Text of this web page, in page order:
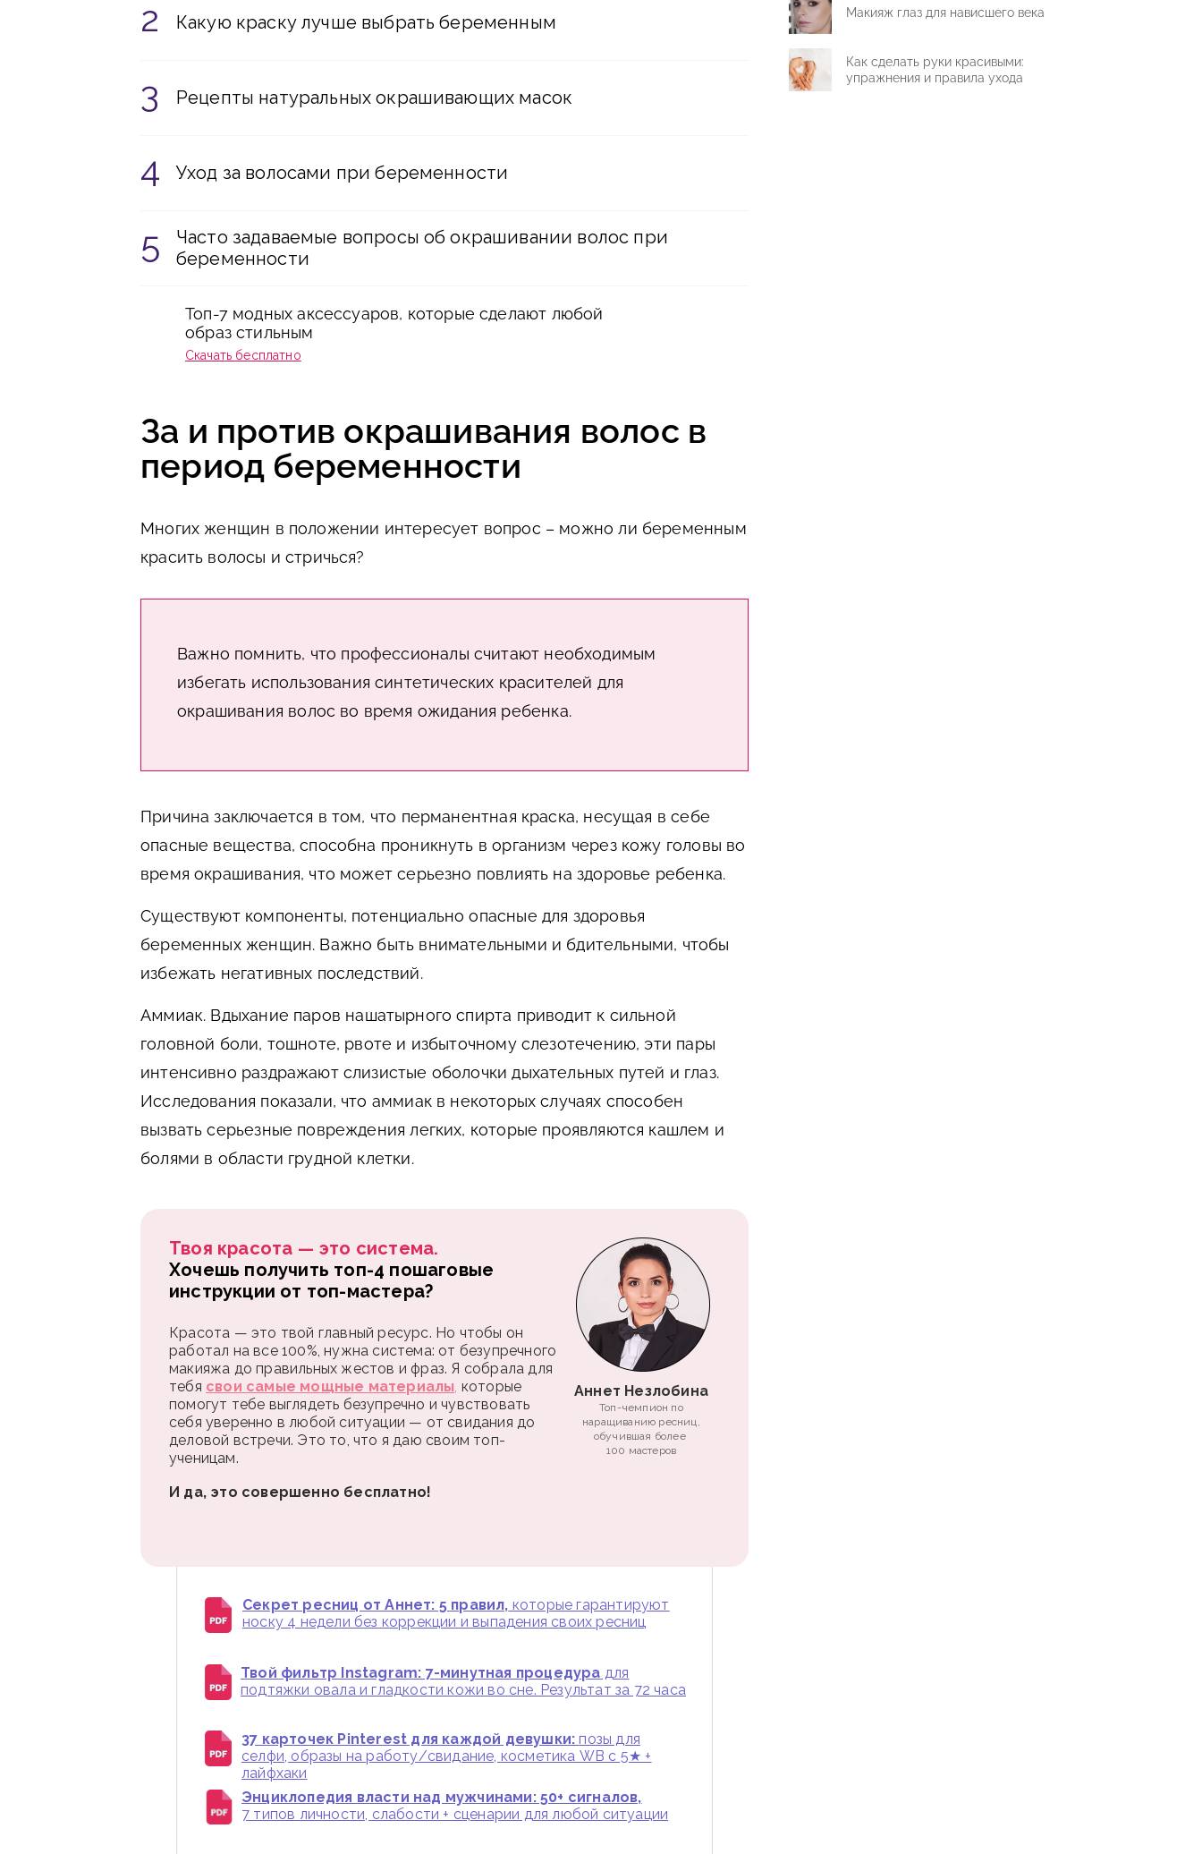
Какую краску лучше выбрать беременным
Рецепты натуральных окрашивающих масок
Уход за волосами при беременности
Часто задаваемые вопросы об окрашивании волос при
беременности
Топ-7 модных аксессуаров, которые сделают любой
образ стильным
Скачать бесплатно
За и против окрашивания волос в
период беременности
Многих женщин в положении интересует вопрос – можно ли беременным
красить волосы и стричься?
Важно помнить, что профессионалы считают необходимым
избегать использования синтетических красителей для
окрашивания волос во время ожидания ребенка.
Причина заключается в том, что перманентная краска, несущая в себе
опасные вещества, способна проникнуть в организм через кожу головы во
время окрашивания, что может серьезно повлиять на здоровье ребенка.
Существуют компоненты, потенциально опасные для здоровья
беременных женщин. Важно быть внимательными и бдительными, чтобы
избежать негативных последствий.
Аммиак. Вдыхание паров нашатырного спирта приводит к сильной
головной боли, тошноте, рвоте и избыточному слезотечению, эти пары
интенсивно раздражают слизистые оболочки дыхательных путей и глаз.
Исследования показали, что аммиак в некоторых случаях способен
вызвать серьезные повреждения легких, которые проявляются кашлем и
болями в области грудной клетки.
Твоя красота — это система.
Хочешь получить топ-4 пошаговые
инструкции от топ-мастера?
Красота — это твой главный ресурс. Но чтобы он
работал на все 100%, нужна система: от безупречного
макияжа до правильных жестов и фраз. Я собрала для
тебя свои самые мощные материалы, которые
помогут тебе выглядеть безупречно и чувствовать
себя уверенно в любой ситуации — от свидания до
деловой встречи. Это то, что я даю своим топ-
ученицам.
И да, это совершенно бесплатно!
Аннет Незлобина
Топ-чемпион по
наращиванию ресниц,
обучившая более
100 мастеров
Секрет ресниц от Аннет: 5 правил, которые гарантируют
носку 4 недели без коррекции и выпадения своих ресниц
Твой фильтр Instagram: 7-минутная процедура для
подтяжки овала и гладкости кожи во сне. Результат за 72 часа
37 карточек Pinterest для каждой девушки: позы для
селфи, образы на работу/свидание, косметика WB с 5★ +
лайфхаки
Энциклопедия власти над мужчинами: 50+ сигналов,
7 типов личности, слабости + сценарии для любой ситуации
Макияж глаз для нависшего века
Как сделать руки красивыми:
упражнения и правила ухода